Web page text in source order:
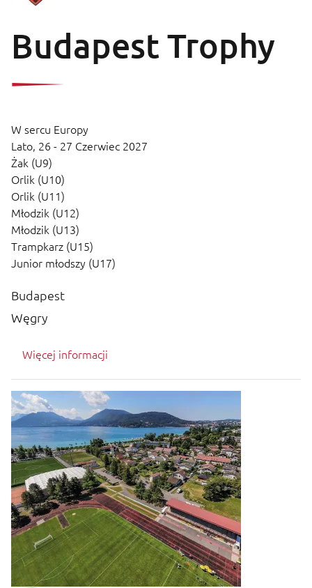
Budapest Trophy
W sercu Europy
Lato, 26 - 27 Czerwiec 2027
Żak (U9)
Orlik (U10)
Orlik (U11)
Młodzik (U12)
Młodzik (U13)
Trampkarz (U15)
Junior młodszy (U17)
Budapest
Węgry
Więcej informacji